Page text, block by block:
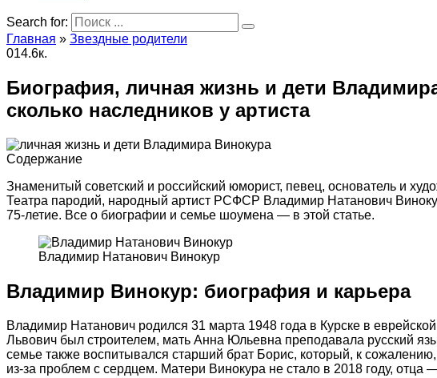
Search for:
Главная » Звездные родители
014.6к.
Биография, личная жизнь и дети
сколько наследников у артиста
Содержание
Знаменитый советский и российский юморист, певец, основатель и
Театра пародий, народный артист РСФСР Владимир Натанович
75-летие. Все о биографии и семье шоумена — в этой статье.
Владимир Натанович Винокур
Владимир Винокур: биография и карьера
Владимир Натанович родился 31 марта 1948 года в Курске в
Львович был строителем, мать Анна Юльевна преподавала русский
семье также воспитывался старший брат Борис, который, к сожалению,
из-за проблем с сердцем. Матери Винокура не стало в 2018 году, отца